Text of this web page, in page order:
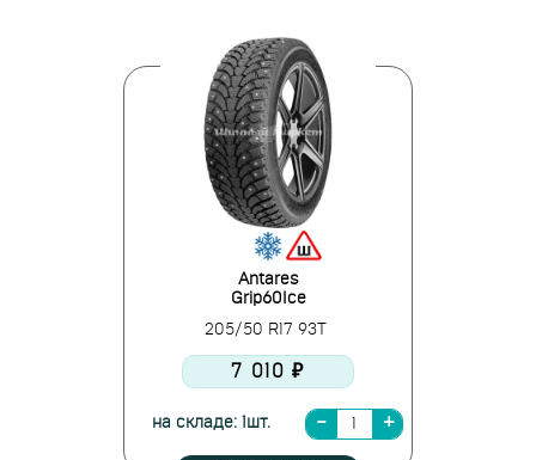
Antares
Grip60Ice
205/50 R17 93T
7 010 ₽
на складе: 1шт.